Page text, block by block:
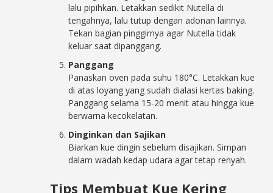
lalu pipihkan. Letakkan sedikit Nutella di
tengahnya, lalu tutup dengan adonan lainnya.
Tekan bagian pinggirnya agar Nutella tidak
keluar saat dipanggang.
Panggang
Panaskan oven pada suhu 180°C. Letakkan kue
di atas loyang yang sudah dialasi kertas baking.
Panggang selama 15-20 menit atau hingga kue
berwarna kecokelatan.
Dinginkan dan Sajikan
Biarkan kue dingin sebelum disajikan. Simpan
dalam wadah kedap udara agar tetap renyah.
Tips Membuat Kue Kering